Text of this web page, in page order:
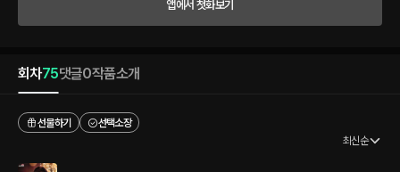
앱에서 첫화보기
회차75댓글0작품소개
선물하기
선택소장
최신순